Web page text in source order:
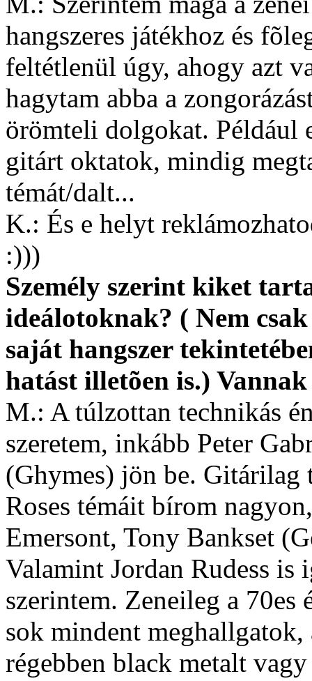
hangszeres játékhoz és
feltétlenül úgy, ahogy azt
hagytam abba a
örömteli dolgokat. Például
gitárt oktatok, mindig
témát/dalt...
K.: És e helyt
:)))
Személy szerint kiket
ideálotoknak? ( Nem csak
saját hangszer
hatást illetõen is.)
M.: A túlzottan technikás
szeretem, inkább Peter
(Ghymes) jön be. Gitárilag
Roses témáit bírom
Emersont, Tony Bankset
Valamint Jordan Rudess is
szerintem. Zeneileg a 70es
sok mindent
régebben black metalt